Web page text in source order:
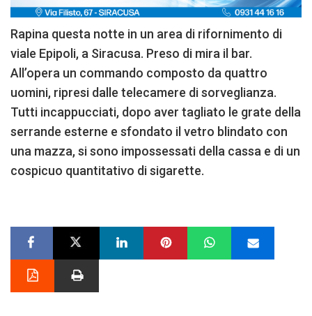
Rapina questa notte in un area di rifornimento di
viale Epipoli, a Siracusa. Preso di mira il bar.
All’opera un commando composto da quattro
uomini, ripresi dalle telecamere di sorveglianza.
Tutti incappucciati, dopo aver tagliato le grate della
serrande esterne e sfondato il vetro blindato con
una mazza, si sono impossessati della cassa e di un
cospicuo quantitativo di sigarette.